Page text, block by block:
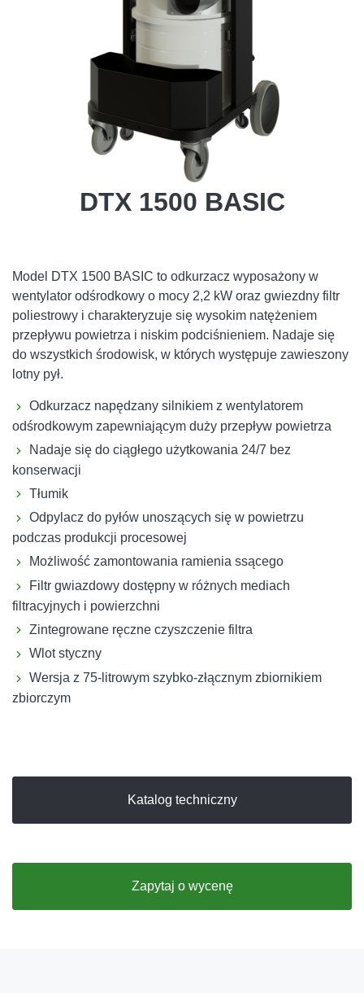
DTX 1500 BASIC
Model DTX 1500 BASIC to odkurzacz wyposażony w
wentylator odśrodkowy o mocy 2,2 kW oraz gwiezdny filtr
poliestrowy i charakteryzuje się wysokim natężeniem
przepływu powietrza i niskim podciśnieniem. Nadaje się
do wszystkich środowisk, w których występuje zawieszony
lotny pył.
Odkurzacz napędzany silnikiem z wentylatorem
odśrodkowym zapewniającym duży przepływ powietrza
Nadaje się do ciągłego użytkowania 24/7 bez
konserwacji
Tłumik
Odpylacz do pyłów unoszących się w powietrzu
podczas produkcji procesowej
Możliwość zamontowania ramienia ssącego
Filtr gwiazdowy dostępny w różnych mediach
filtracyjnych i powierzchni
Zintegrowane ręczne czyszczenie filtra
Wlot styczny
Wersja z 75-litrowym szybko-złącznym zbiornikiem
zbiorczym
Katalog techniczny
Zapytaj o wycenę